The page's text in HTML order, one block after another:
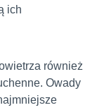
ich
również
Owady